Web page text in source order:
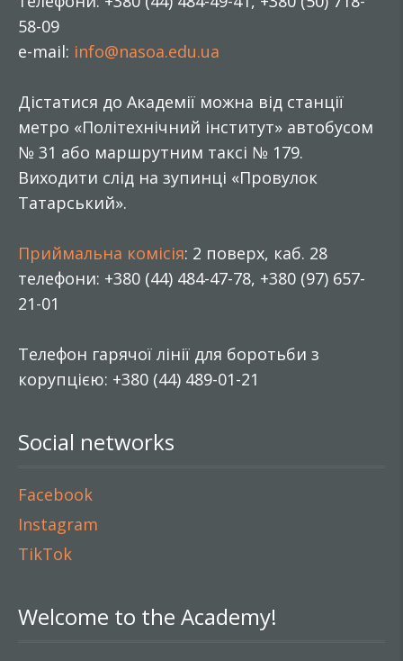
58-09
e-mail: info@nasoa.edu.ua
Дістатися до Академії можна від станції
метро «Політехнічний інститут» автобусом
№ 31 або маршрутним таксі № 179.
Виходити слід на зупинці «Провулок
Татарський».
Приймальна комісія: 2 поверх, каб. 28
телефони: +380 (44) 484-47-78, +380 (97) 657-
21-01
Телефон гарячої лінії для боротьби з
корупцією: +380 (44) 489-01-21
Social networks
Facebook
Instagram
TikTok
Welcome to the Academy!